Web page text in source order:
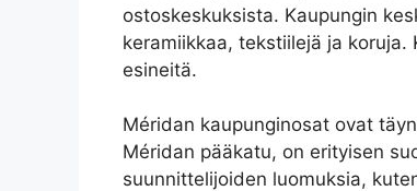
ostoskeskuksista. Kaupungin
keramiikkaa, tekstiilejä ja
esineitä.
Méridan kaupunginosat ovat
Méridan pääkatu, on erityisen
suunnittelijoiden luomuksia,